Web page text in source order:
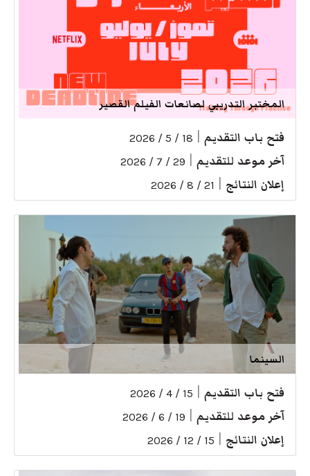
المختبر التدريبي لصانعات الفيلم القصير
فتح باب التقديم 18 / 5 / 2026
آخر موعد للتقديم 29 / 7 / 2026
إعلان النتائج 21 / 8 / 2026
السينما
فتح باب التقديم 15 / 4 / 2026
آخر موعد للتقديم 19 / 6 / 2026
إعلان النتائج 15 / 12 / 2026